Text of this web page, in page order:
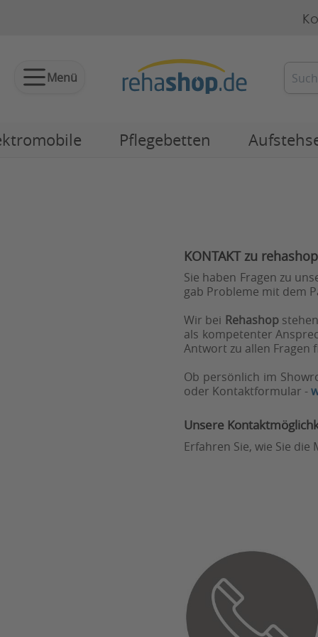
Menü
Pflegebetten
KONTAKT zu rehashop
Sie haben Fragen zu
gab Probleme mit dem
Wir bei Rehashop
als kompetenter
Antwort zu allen Fragen
Ob persönlich im
oder Kontaktformular -
Unsere
Erfahren Sie, wie Sie